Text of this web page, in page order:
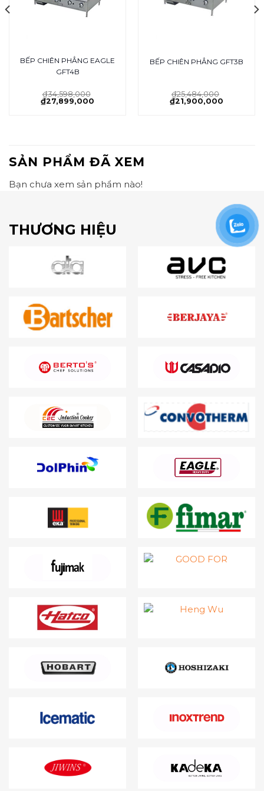
BẾP CHIÊN PHẲNG EAGLE
GFT4B
₫34,598,000
₫27,899,000
BẾP CHIÊN PHẲNG GFT3B
₫25,484,000
₫21,900,000
SẢN PHẨM ĐÃ XEM
Bạn chưa xem sản phẩm nào!
THƯƠNG HIỆU